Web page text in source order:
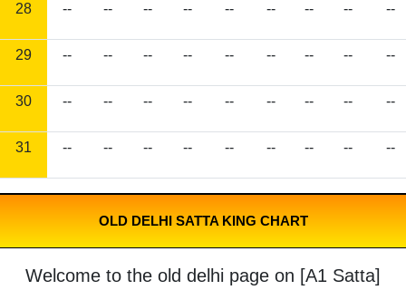
28 -- -- -- -- -- -- -- -- --
29 -- -- -- -- -- -- -- -- --
30 -- -- -- -- -- -- -- -- --
31 -- -- -- -- -- -- -- -- --
OLD DELHI SATTA KING CHART
Welcome to the old delhi page on [A1 Satta]